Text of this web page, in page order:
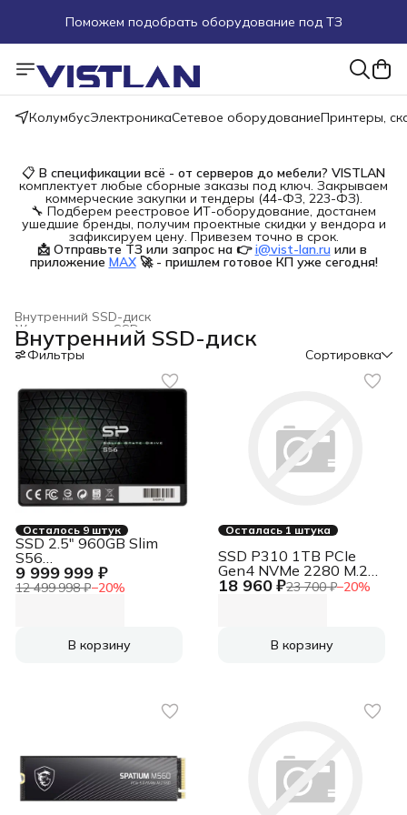
Поможем подобрать оборудование под ТЗ
Пуско-наладочные работы
Пришлите запрос на e-mail или в чат
КолумбусЭлектроникаСетевое оборудованиеПринтеры,
📋 В спецификации всё - от серверов до мебели? VISTLAN
комплектует любые сборные заказы под ключ. Закрываем
коммерческие закупки и тендеры (44-ФЗ, 223-ФЗ).
🔧 Подберем реестровое ИТ-оборудование, достанем
ушедшие бренды, получим проектные скидки у вендора и
зафиксируем цену. Привезем точно в срок.
📩 Отправьте ТЗ или запрос на 👉 i@vist-lan.ru или в
приложение MAX 🚀 - пришлем готовое КП уже сегодня!
Внутренний SSD-диск
Жесткие диски, SSD и сетевые накопители
Электроника ›
Главная ›
Внутренний SSD-диск
Фильтры Сортировка
Осталось 9 штук
9 999 999 ₽
12 499 998 ₽−20%
SSD 2.5" 960GB Slim
S56
<SP960GBSS3S56A25>
(SATA3, up to
В корзину
Осталась 1 штука
18 960 ₽23 700 ₽−20%
SSD P310 1TB PCIe
Gen4 NVMe 2280 M.2
SSD CT1000P310SSD8
В корзину